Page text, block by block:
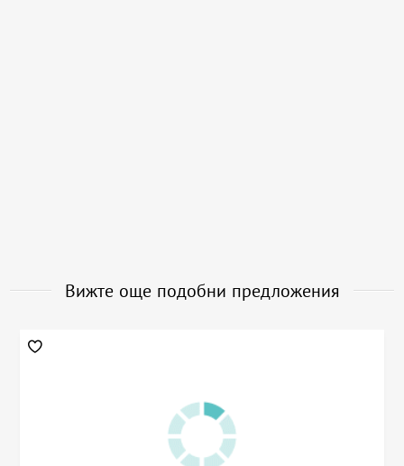
Вижте още подобни предложения